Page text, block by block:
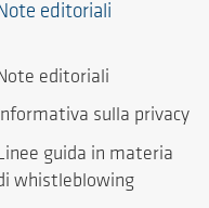
Note editoriali
editoriali
sulla privacy
guida in materia
whistleblowing